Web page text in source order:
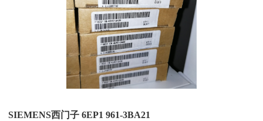
SIEMENS西门子 6EP1 961-3BA21